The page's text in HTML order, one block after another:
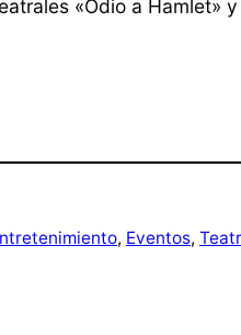
«Odio a Hamlet»
, Eventos,